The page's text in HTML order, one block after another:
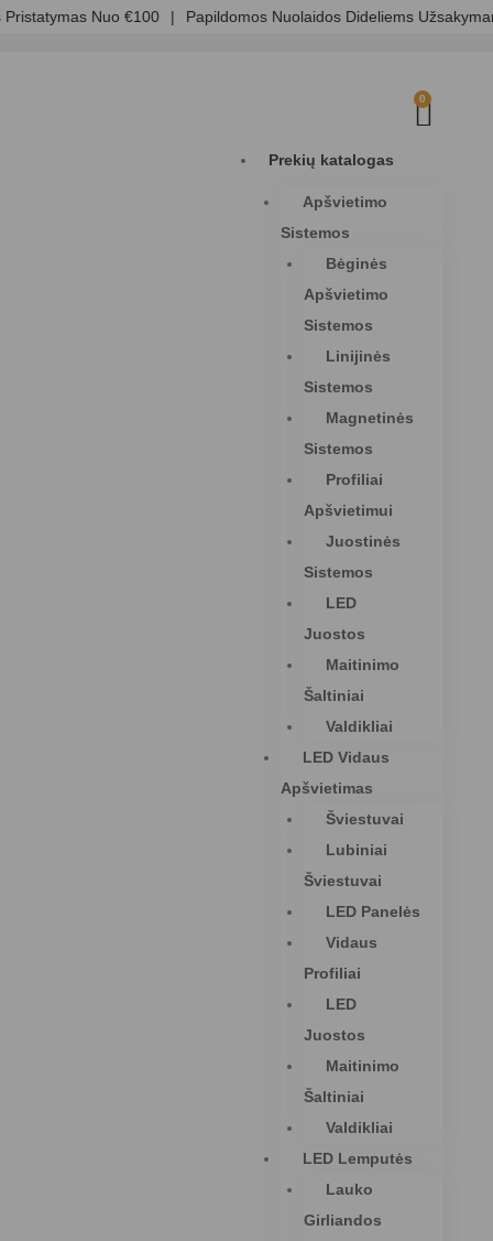
Nuo €100 | Papildomos Nuolaidos Dideliems
0
Prekių katalogas
Apšvietimo
Sistemos
Bėginės
Apšvietimo
Sistemos
Linijinės
Sistemos
Magnetinės
Sistemos
Profiliai
Apšvietimui
Juostinės
Sistemos
LED
Juostos
Maitinimo
Šaltiniai
Valdikliai
LED Vidaus
Apšvietimas
Šviestuvai
Lubiniai
Šviestuvai
LED Panelės
Vidaus
Profiliai
LED
Juostos
Maitinimo
Šaltiniai
Valdikliai
LED Lemputės
Lauko
Girliandos